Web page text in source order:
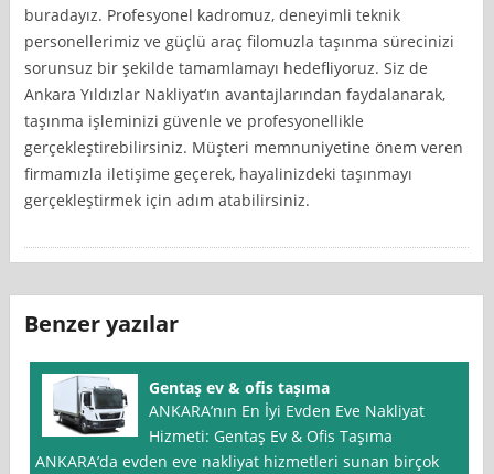
buradayız. Profesyonel kadromuz, deneyimli teknik
personellerimiz ve güçlü araç filomuzla taşınma sürecinizi
sorunsuz bir şekilde tamamlamayı hedefliyoruz. Siz de
Ankara Yıldızlar Nakliyat’ın avantajlarından faydalanarak,
taşınma işleminizi güvenle ve profesyonellikle
gerçekleştirebilirsiniz. Müşteri memnuniyetine önem veren
firmamızla iletişime geçerek, hayalinizdeki taşınmayı
gerçekleştirmek için adım atabilirsiniz.
Benzer yazılar
Gentaş ev & ofis taşıma
ANKARA’nın En İyi Evden Eve Nakliyat
Hizmeti: Gentaş Ev & Ofis Taşıma
ANKARA’da evden eve nakliyat hizmetleri sunan birçok